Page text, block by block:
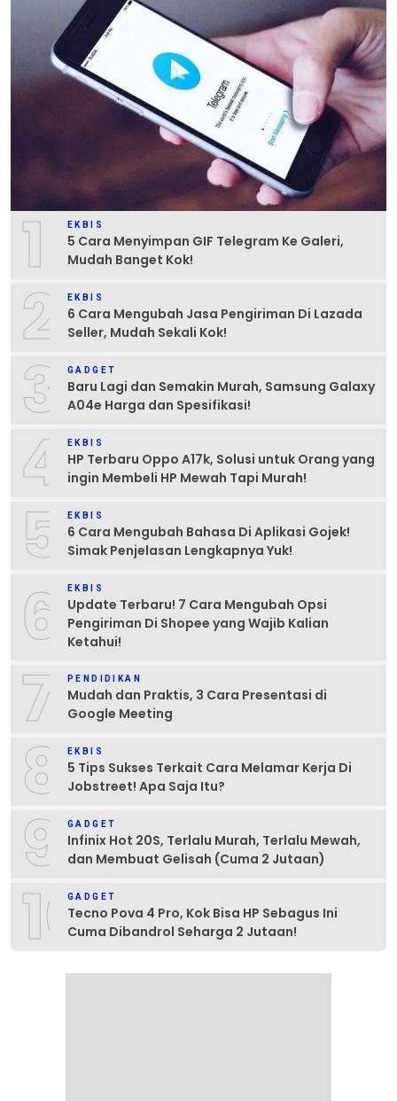
1 EKBIS
5 Cara Menyimpan GIF Telegram Ke Galeri,
Mudah Banget Kok!
2 EKBIS
6 Cara Mengubah Jasa Pengiriman Di Lazada
Seller, Mudah Sekali Kok!
3 GADGET
Baru Lagi dan Semakin Murah, Samsung Galaxy
A04e Harga dan Spesifikasi!
4 EKBIS
HP Terbaru Oppo A17k, Solusi untuk Orang yang
ingin Membeli HP Mewah Tapi Murah!
5 EKBIS
6 Cara Mengubah Bahasa Di Aplikasi Gojek!
Simak Penjelasan Lengkapnya Yuk!
6 EKBIS
Update Terbaru! 7 Cara Mengubah Opsi
Pengiriman Di Shopee yang Wajib Kalian
Ketahui!
7 PENDIDIKAN
Mudah dan Praktis, 3 Cara Presentasi di
Google Meeting
8 EKBIS
5 Tips Sukses Terkait Cara Melamar Kerja Di
Jobstreet! Apa Saja Itu?
9 GADGET
Infinix Hot 20S, Terlalu Murah, Terlalu Mewah,
dan Membuat Gelisah (Cuma 2 Jutaan)
10GADGET
Tecno Pova 4 Pro, Kok Bisa HP Sebagus Ini
Cuma Dibandrol Seharga 2 Jutaan!